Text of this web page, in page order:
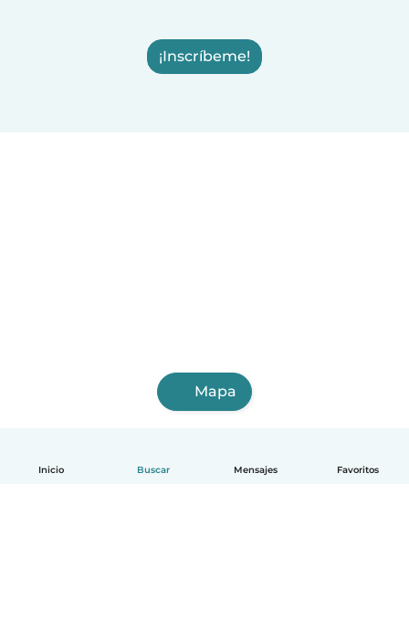
Inicio Buscar Mensajes Favoritos
¡Inscríbeme!
Mapa